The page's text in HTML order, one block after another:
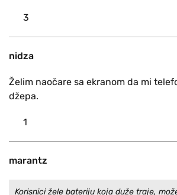
3
nidza
Želim naočare sa ekranom da mi
džepa.
1
marantz
Korisnici žele bateriju koja duže traje,